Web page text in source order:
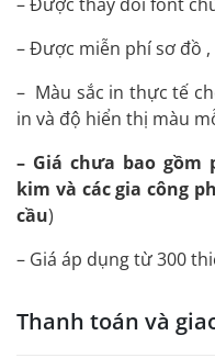
– Được thay đổi font
– Được miễn phí sơ đồ
– Màu sắc in thực tế
in và độ hiển thị màu
– Giá chưa bao gồm
kim và các gia công
cầu)
– Giá áp dụng từ 300
Thanh toán và